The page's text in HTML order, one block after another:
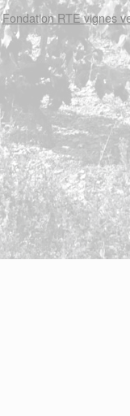
Fondation RTE vignes